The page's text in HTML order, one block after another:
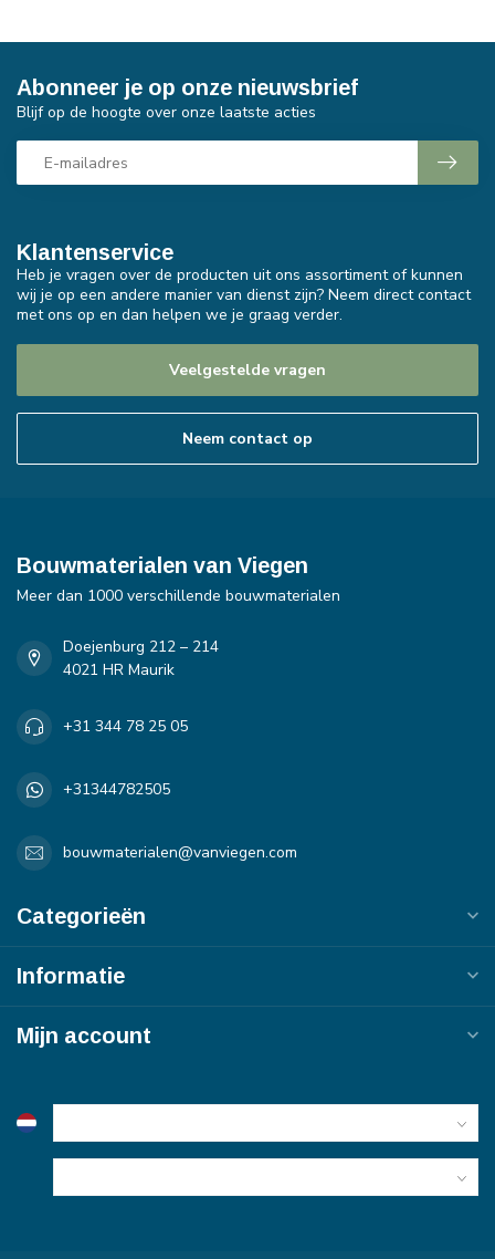
Klantenservice
Heb je vragen over de producten uit ons assortiment of kunnen
wij je op een andere manier van dienst zijn? Neem direct contact
met ons op en dan helpen we je graag verder.
Veelgestelde vragen
Neem contact op
Abonneer je op onze nieuwsbrief
Blijf op de hoogte over onze laatste acties
Bouwmaterialen van Viegen
Meer dan 1000 verschillende bouwmaterialen
Doejenburg 212 – 214
4021 HR Maurik
+31 344 78 25 05
+31344782505
bouwmaterialen@vanviegen.com
Categorieën
Informatie
Mijn account